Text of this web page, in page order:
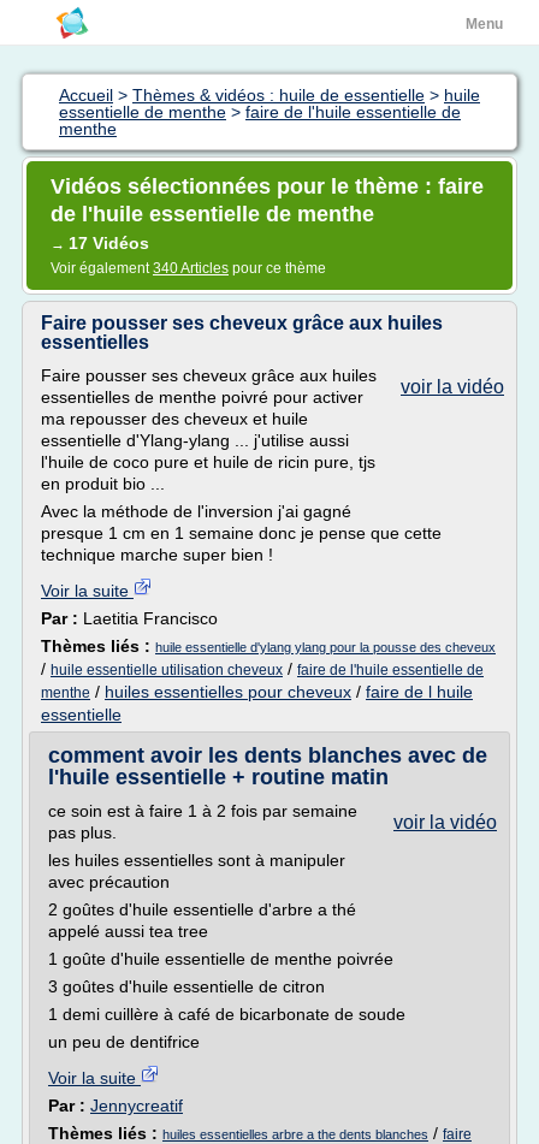
Menu
Accueil > Thèmes & vidéos : huile de essentielle > huile
essentielle de menthe > faire de l'huile essentielle de
menthe
Vidéos sélectionnées pour le thème : faire
de l'huile essentielle de menthe
→ 17 Vidéos
Voir également340 Articles pour ce thème
Faire pousser ses cheveux grâce aux huiles
essentielles
voir la vidéo
Faire pousser ses cheveux grâce aux huiles
essentielles de menthe poivré pour activer
ma repousser des cheveux et huile
essentielle d'Ylang-ylang ... j'utilise aussi
l'huile de coco pure et huile de ricin pure, tjs
en produit bio ...
Avec la méthode de l'inversion j'ai gagné
presque 1 cm en 1 semaine donc je pense que cette
technique marche super bien !
Voir la suite
Par : Laetitia Francisco
Thèmes liés : huile essentielle d'ylang ylang pour la pousse des cheveux
/ huile essentielle utilisation cheveux / faire de l'huile essentielle de
menthe / huiles essentielles pour cheveux / faire de l huile
essentielle
comment avoir les dents blanches avec de
l'huile essentielle + routine matin
voir la vidéo
ce soin est à faire 1 à 2 fois par semaine
pas plus.
les huiles essentielles sont à manipuler
avec précaution
2 goûtes d'huile essentielle d'arbre a thé
appelé aussi tea tree
1 goûte d'huile essentielle de menthe poivrée
3 goûtes d'huile essentielle de citron
1 demi cuillère à café de bicarbonate de soude
un peu de dentifrice
Voir la suite
Par : Jennycreatif
Thèmes liés : huiles essentielles arbre a the dents blanches / faire